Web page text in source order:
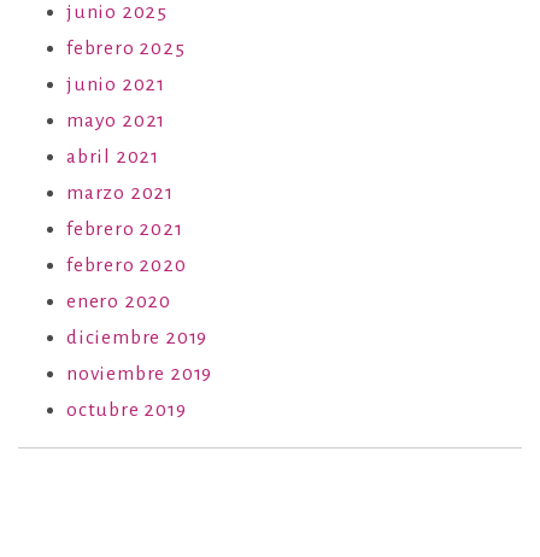
junio 2025
febrero 2025
junio 2021
mayo 2021
abril 2021
marzo 2021
febrero 2021
febrero 2020
enero 2020
diciembre 2019
noviembre 2019
octubre 2019